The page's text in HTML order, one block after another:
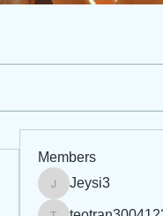
Members
Jeysi3
Jeysi3